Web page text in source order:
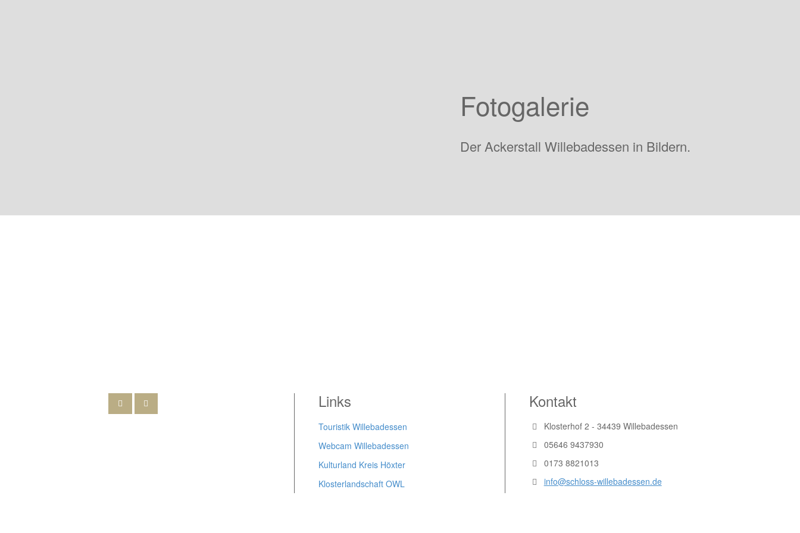
Fotogalerie
Der Ackerstall Willebadessen in Bildern.
Links
Touristik Willebadessen
Webcam Willebadessen
Kulturland Kreis Höxter
Klosterlandschaft OWL
Kontakt
Klosterhof 2 - 34439 Willebadessen
05646 9437930
0173 8821013
info@schloss-willebadessen.de